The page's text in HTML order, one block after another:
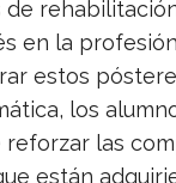
en la
estos
los
las
están